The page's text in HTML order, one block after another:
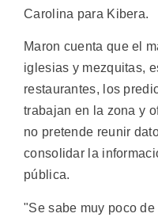
Carolina para Kibera.
Maron cuenta que el
iglesias y mezquitas,
restaurantes, los
trabajan en la zona y
no pretende reunir
consolidar la
pública.
"Se sabe muy poco